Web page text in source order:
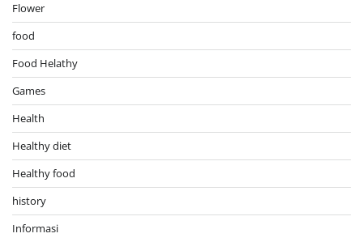
Flower
food
Food Helathy
Games
Health
Healthy diet
Healthy food
history
Informasi